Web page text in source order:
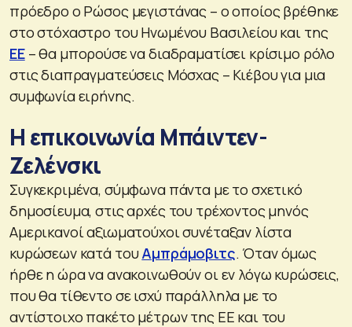
πρόεδρο ο Ρώσος μεγιστάνας – ο οποίος βρέθηκε
στο στόχαστρο του Ηνωμένου Βασιλείου και της
ΕΕ– θα μπορούσε να διαδραματίσει κρίσιμο ρόλο
στις διαπραγματεύσεις Μόσχας – Κιέβου για μια
συμφωνία ειρήνης.
Η επικοινωνία Μπάιντεν-
Ζελένσκι
Συγκεκριμένα, σύμφωνα πάντα με το σχετικό
δημοσίευμα, στις αρχές του τρέχοντος μηνός
Αμερικανοί αξιωματούχοι συνέταξαν λίστα
κυρώσεων κατά τουΑμπράμοβιτς. Όταν όμως
ήρθε η ώρα να ανακοινωθούν οι εν λόγω κυρώσεις,
που θα τίθεντο σε ισχύ παράλληλα με το
αντίστοιχο πακέτο μέτρων της ΕΕ και του